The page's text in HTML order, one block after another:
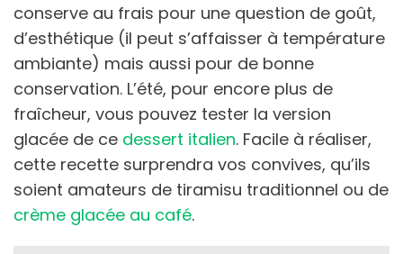
conserve au frais pour une question de goût,
d’esthétique (il peut s’affaisser à température
ambiante) mais aussi pour de bonne
conservation. L’été, pour encore plus de
fraîcheur, vous pouvez tester la version
glacée de ce dessert italien. Facile à réaliser,
cette recette surprendra vos convives, qu’ils
soient amateurs de tiramisu traditionnel ou de
crème glacée au café.